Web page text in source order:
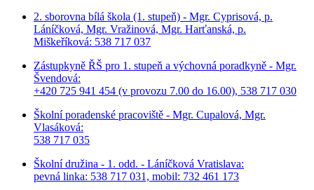
2. sborovna bílá škola (1. stupeň) - Mgr. Cyprisová, p.
Láníčková, Mgr. Vražinová, Mgr. Harťanská, p.
Miškeříková: 538 717 037
Zástupkyně ŘŠ pro 1. stupeň a výchovná poradkyně - Mgr.
Švendová:
+420 725 941 454 (v provozu 7.00 do 16.00), 538 717 030
Školní poradenské pracoviště - Mgr. Cupalová, Mgr.
Vlasáková:
538 717 035
Školní družina - 1. odd. - Láníčková Vratislava:
pevná linka: 538 717 031, mobil: 732 461 173